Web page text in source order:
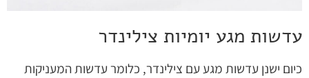
עדשות מגע יומיות צילינדר
כיום ישנן עדשות מגע עם צילינדר, כלומר עדשות המעניקות